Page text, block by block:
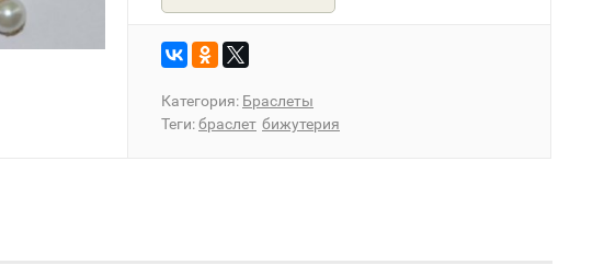
Категория: Браслеты
Теги:браслет бижутерия